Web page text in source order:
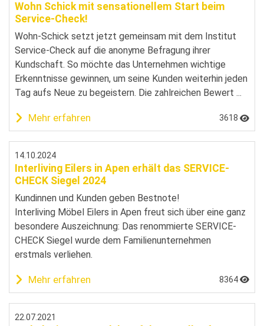
Wohn Schick mit sensationellem Start beim
Service-Check!
Wohn-Schick setzt jetzt gemeinsam mit dem Institut
Service-Check auf die anonyme Befragung ihrer
Kundschaft. So möchte das Unternehmen wichtige
Erkenntnisse gewinnen, um seine Kunden weiterhin jeden
Tag aufs Neue zu begeistern. Die zahlreichen Bewert ...
Mehr erfahren 3618
14.10.2024
Interliving Eilers in Apen erhält das SERVICE-
CHECK Siegel 2024
Kundinnen und Kunden geben Bestnote!
Interliving Möbel Eilers in Apen freut sich über eine ganz
besondere Auszeichnung: Das renommierte SERVICE-
CHECK Siegel wurde dem Familienunternehmen
erstmals verliehen.
Mehr erfahren 8364
22.07.2021